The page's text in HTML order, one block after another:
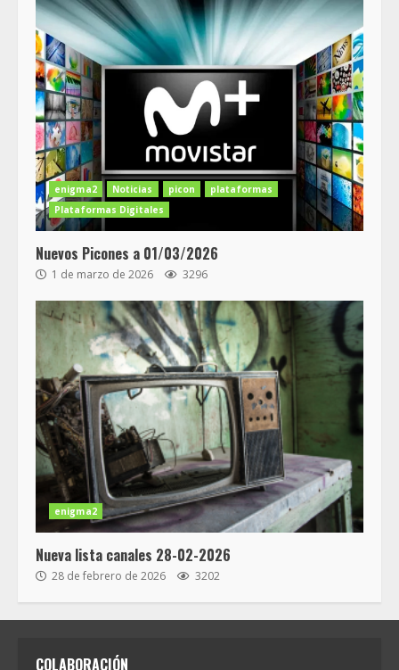
enigma2 Noticias picon
plataformas
Plataformas Digitales
Nuevos Picones a 01/03/2026
1 de marzo de 2026 3296
enigma2
Nueva lista canales 28-02-2026
28 de febrero de 2026 3202
COLABORACIÓN